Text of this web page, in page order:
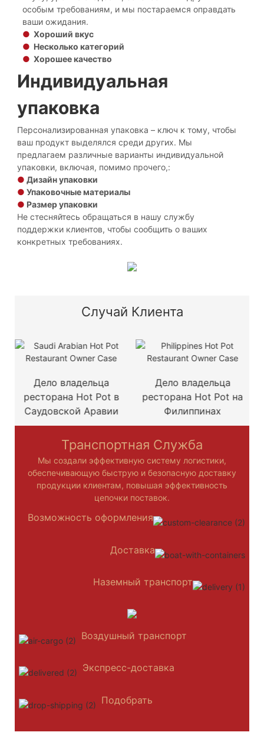
особым требованиям, и мы постараемся оправдать
ваши ожидания.
● Хороший вкус
● Несколько категорий
● Хорошее качество
Индивидуальная
упаковка
Персонализированная упаковка – ключ к тому, чтобы
ваш продукт выделялся среди других. Мы
предлагаем различные варианты индивидуальной
упаковки, включая, помимо прочего,:
●Дизайн упаковки
●Упаковочные материалы
● Размер упаковки
Не стесняйтесь обращаться в нашу службу
поддержки клиентов, чтобы сообщить о ваших
конкретных требованиях.
Случай Клиента
Дело владельца
ресторана Hot Pot в
Саудовской Аравии
Дело владельца
ресторана Hot Pot на
Филиппинах
Транспортная Служба
Мы создали эффективную систему логистики,
обеспечивающую быструю и безопасную доставку
продукции клиентам, повышая эффективность
цепочки поставок.
Возможность оформления
Доставка
Наземный транспорт
Воздушный транспорт
Экспресс-доставка
Подобрать